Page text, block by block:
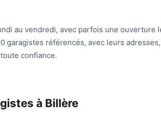
au vendredi, avec parfois une ouverture
garagistes référencés, avec leurs
confiance.
à Billère